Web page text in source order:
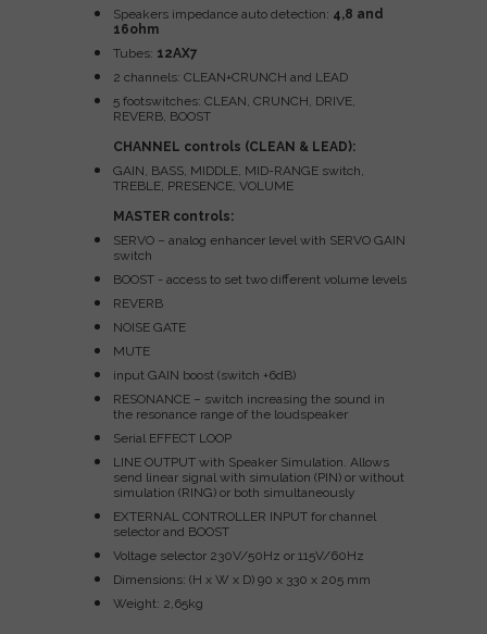
Speakers impedance auto detection: 4,8 and
16ohm
Tubes: 12AX7
2 channels: CLEAN+CRUNCH and LEAD
5 footswitches: CLEAN, CRUNCH, DRIVE,
REVERB, BOOST
CHANNEL controls (CLEAN & LEAD):
GAIN, BASS, MIDDLE, MID-RANGE switch,
TREBLE, PRESENCE, VOLUME
MASTER controls:
SERVO – analog enhancer level with SERVO GAIN
switch
BOOST - access to set two different volume levels
REVERB
NOISE GATE
MUTE
input GAIN boost (switch +6dB)
RESONANCE – switch increasing the sound in
the resonance range of the loudspeaker
Serial EFFECT LOOP
LINE OUTPUT with Speaker Simulation. Allows
send linear signal with simulation (PIN) or without
simulation (RING) or both simultaneously
EXTERNAL CONTROLLER INPUT for channel
selector and BOOST
Voltage selector 230V/50Hz or 115V/60Hz
Dimensions: (H x W x D) 90 x 330 x 205 mm
Weight: 2,65kg